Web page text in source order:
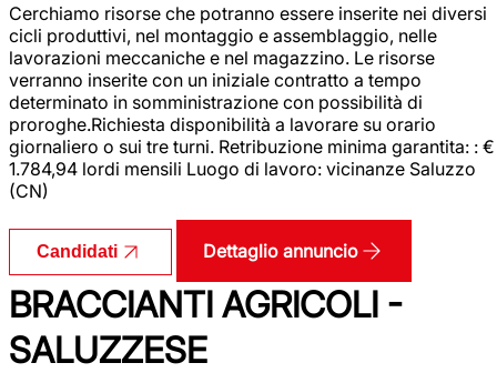
Cerchiamo risorse che potranno essere inserite nei diversi
cicli produttivi, nel montaggio e assemblaggio, nelle
lavorazioni meccaniche e nel magazzino. Le risorse
verranno inserite con un iniziale contratto a tempo
determinato in somministrazione con possibilità di
proroghe.Richiesta disponibilità a lavorare su orario
giornaliero o sui tre turni. Retribuzione minima garantita: : €
1.784,94 lordi mensili Luogo di lavoro: vicinanze Saluzzo
(CN)
Candidati Dettaglio annuncio
BRACCIANTI AGRICOLI -
SALUZZESE